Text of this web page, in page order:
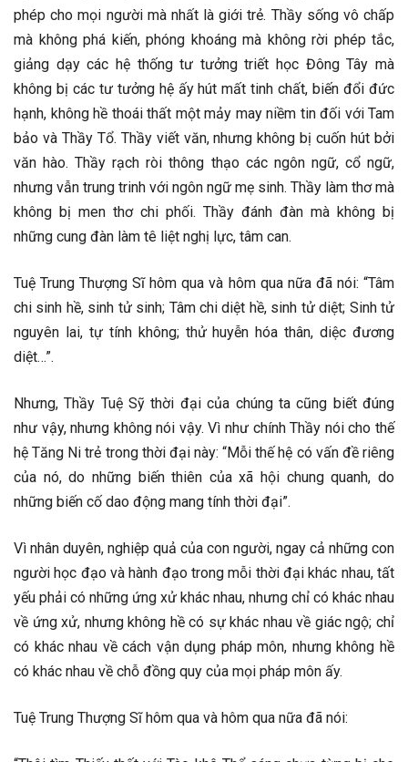
phép cho mọi người mà nhất là giới trẻ. Thầy sống vô chấp
mà không phá kiến, phóng khoáng mà không rời phép tắc,
giảng dạy các hệ thống tư tưởng triết học Đông Tây mà
không bị các tư tưởng hệ ấy hút mất tinh chất, biến đổi đức
hạnh, không hề thoái thất một mảy may niềm tin đối với Tam
bảo và Thầy Tổ. Thầy viết văn, nhưng không bị cuốn hút bởi
văn hào. Thầy rạch ròi thông thạo các ngôn ngữ, cổ ngữ,
nhưng vẫn trung trinh với ngôn ngữ mẹ sinh. Thầy làm thơ mà
không bị men thơ chi phối. Thầy đánh đàn mà không bị
những cung đàn làm tê liệt nghị lực, tâm can.
Tuệ Trung Thượng Sĩ hôm qua và hôm qua nữa đã nói: “Tâm
chi sinh hề, sinh tử sinh; Tâm chi diệt hề, sinh tử diệt; Sinh tử
nguyên lai, tự tính không; thử huyễn hóa thân, diệc đương
diệt…”.
Nhưng, Thầy Tuệ Sỹ thời đại của chúng ta cũng biết đúng
như vậy, nhưng không nói vậy. Vì như chính Thầy nói cho thế
hệ Tăng Ni trẻ trong thời đại này: “Mỗi thế hệ có vấn đề riêng
của nó, do những biến thiên của xã hội chung quanh, do
những biến cố dao động mang tính thời đại”.
Vì nhân duyên, nghiệp quả của con người, ngay cả những con
người học đạo và hành đạo trong mỗi thời đại khác nhau, tất
yếu phải có những ứng xử khác nhau, nhưng chỉ có khác nhau
về ứng xử, nhưng không hề có sự khác nhau về giác ngộ; chỉ
có khác nhau về cách vận dụng pháp môn, nhưng không hề
có khác nhau về chỗ đồng quy của mọi pháp môn ấy.
Tuệ Trung Thượng Sĩ hôm qua và hôm qua nữa đã nói: